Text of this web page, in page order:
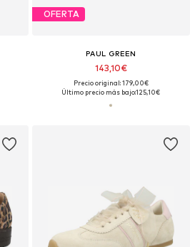
OFERTA
PAUL GREEN
143,10€
Precio original: 179,00€
Último precio más bajo:125,10€